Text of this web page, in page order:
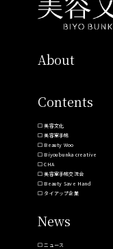
About
Contents
美容文化
美容室手帖
Beauty Woo
Biyoubunka creative
CHA
美容室手帖交流会
Beauty Save Hand
タイアップ企業
News
ニュース